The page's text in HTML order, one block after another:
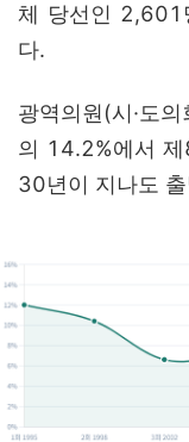
체 당선인 2,601
다.
광역의원(시·도
의 14.2%에서
30년이 지나도